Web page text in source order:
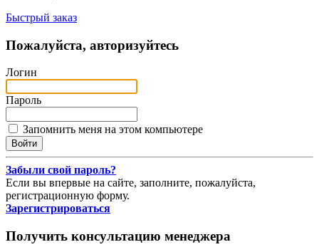
Быстрый заказ
Пожалуйста, авторизуйтесь
Логин
Пароль
Запомнить меня на этом компьютере
Забыли свой пароль?
Если вы впервые на сайте, заполните, пожалуйста,
регистрационную форму.
Зарегистрироваться
Получить консультацию менеджера